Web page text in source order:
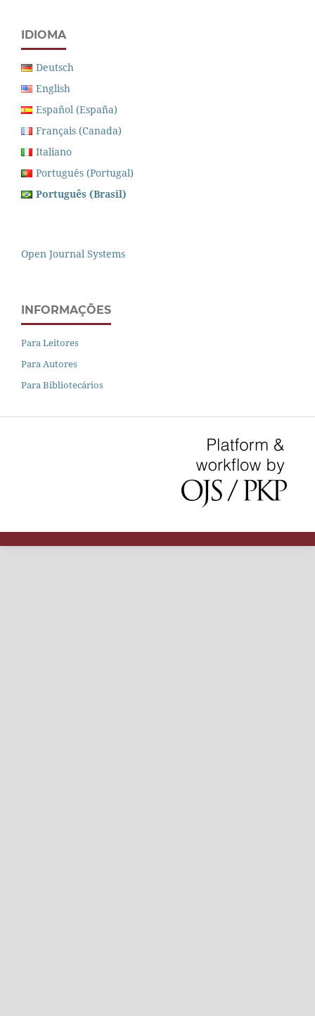
IDIOMA
Deutsch
English
Español (España)
Français (Canada)
Italiano
Português (Portugal)
Português (Brasil)
Open Journal Systems
INFORMAÇÕES
Para Leitores
Para Autores
Para Bibliotecários